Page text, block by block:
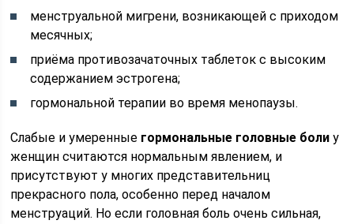
менструальной мигрени, возникающей с приходом
месячных;
приёма противозачаточных таблеток с высоким
содержанием эстрогена;
гормональной терапии во время менопаузы.
Слабые и умеренные гормональные головные боли у
женщин считаются нормальным явлением, и
присутствуют у многих представительниц
прекрасного пола, особенно перед началом
менструаций. Но если головная боль очень сильная,